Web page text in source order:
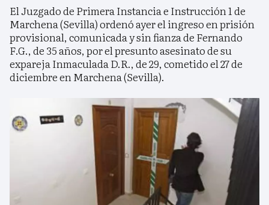
El Juzgado de Primera Instancia e Instrucción 1 de
Marchena (Sevilla) ordenó ayer el ingreso en prisión
provisional, comunicada y sin fianza de Fernando
F.G., de 35 años, por el presunto asesinato de su
expareja Inmaculada D.R., de 29, cometido el 27 de
diciembre en Marchena (Sevilla).